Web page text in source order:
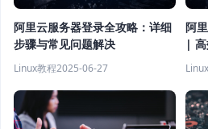
阿里云服务器登录全攻略：详细
步骤与常见问题解决
Linux教程2025-06-27
阿
| 高